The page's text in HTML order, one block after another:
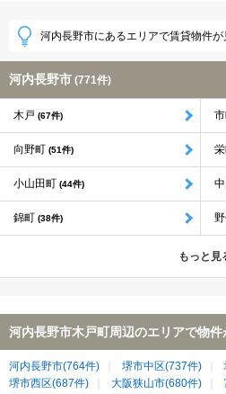
河内長野市にあるエリアで賃貸物件が
河内長野市 (771件)
木戸 (67件) 市
向野町 (51件) 栄
小山田町 (44件) 中
錦町 (38件) 野
もっと見
河内長野市木戸町周辺のエリアで物
河内長野市(764件) 堺市中区(737件)
堺市西区(687件)
大阪狭山市(680件)